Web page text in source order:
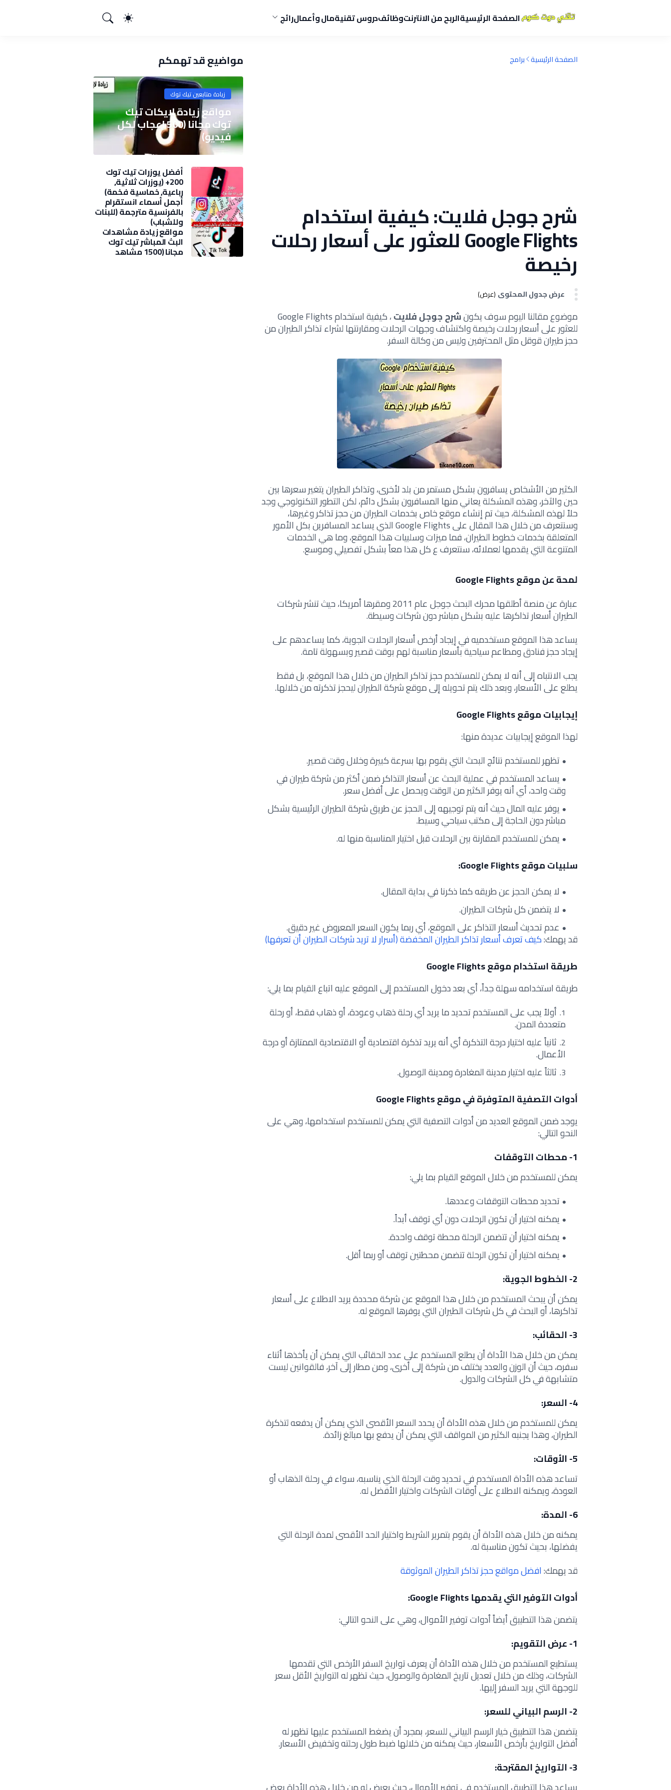
الصفحة الرئيسيةالربح من الانترنتوظائفدروس تقنيةمال وأعمالرائج
الصفحة الرئيسية برامج
شرح جوجل فلايت: كيفية استخدام
Google Flights للعثور على أسعار رحلات
رخيصة
عرض جدول المحتوى (عرض)
موضوع مقالنا اليوم سوف يكونشرح جوجل فلايت ، كيفية استخدام Google Flights
للعثور على أسعار رحلات رخيصة واكتشاف وجهات الرحلات ومقارنتها لشراء تذاكر الطيران من
حجز طيران قوقل مثل المحترفين وليس من وكالة السفر.
الكثير من الأشخاص يسافرون بشكل مستمر من بلد لأخرى، وتذاكر الطيران يتغير سعرها بين
حين والآخر، وهذه المشكلة يعاني منها المسافرون بشكل دائم، لكن التطور التكنولوجي وجد
حلاً لهذه المشكلة، حيث تم إنشاء موقع خاص بخدمات الطيران من حجز تذاكر وغيرها،
وسنتعرف من خلال هذا المقال على Google Flights الذي يساعد المسافرين بكل الأمور
المتعلقة بخدمات خطوط الطيران، فما ميزات وسلبيات هذا الموقع، وما هي الخدمات
المتنوعة التي يقدمها لعملائه، سنتعرف ع كل هذا معاً بشكل تفصيلي وموسع.
لمحة عن موقع Google Flights
عبارة عن منصة أطلقها محرك البحث جوجل عام 2011 ومقرها أمريكا، حيث تنشر شركات
الطيران أسعار تذاكرها عليه بشكل مباشر دون شركات وسيطة.
يساعد هذا الموقع مستخدميه في إيجاد أرخص أسعار الرحلات الجوية، كما يساعدهم على
إيجاد حجز فنادق ومطاعم سياحية بأسعار مناسبة لهم بوقت قصير وبسهولة تامة.
يجب الانتباه إلى أنه لا يمكن للمستخدم حجز تذاكر الطيران من خلال هذا الموقع، بل فقط
يطلع على الأسعار، وبعد ذلك يتم تحويله إلى موقع شركة الطيران ليحجز تذكرته من خلالها.
إيجابيات موقع Google Flights
لهذا الموقع إيجابيات عديدة منها:
تظهر للمستخدم نتائج البحث التي يقوم بها بسرعة كبيرة وخلال وقت قصير.
يساعد المستخدم في عملية البحث عن أسعار التذاكر ضمن أكثر من شركة طيران في
وقت واحد، أي أنه يوفر الكثير من الوقت ويحصل على أفضل سعر.
يوفر عليه المال حيث أنه يتم توجيهه إلى الحجز عن طريق شركة الطيران الرئيسية بشكل
مباشر دون الحاجة إلى مكتب سياحي وسيط.
يمكن للمستخدم المقارنة بين الرحلات قبل اختيار المناسبة منها له.
سلبيات موقع Google Flights:
لا يمكن الحجز عن طريقه كما ذكرنا في بداية المقال.
لا يتضمن كل شركات الطيران.
عدم تحديث أسعار التذاكر على الموقع، أي ربما يكون السعر المعروض غير دقيق.
قد يهمك:كيف تعرف أسعار تذاكر الطيران المخفضة (أسرار لا تريد شركات الطيران أن تعرفها)
طريقة استخدام موقع Google Flights
طريقة استخدامه سهلة جداً، أي بعد دخول المستخدم إلى الموقع عليه اتباع القيام بما يلي:
أولاً يجب على المستخدم تحديد ما يريد أي رحلة ذهاب وعودة، أو ذهاب فقط، أو رحلة
متعددة المدن.
ثانياً عليه اختيار درجة التذكرة أي أنه يريد تذكرة اقتصادية أو الاقتصادية الممتازة أو درجة
الأعمال.
ثالثاً عليه اختيار مدينة المغادرة ومدينة الوصول.
أدوات التصفية المتوفرة في موقع Google Flights
يوجد ضمن الموقع العديد من أدوات التصفية التي يمكن للمستخدم استخدامها، وهي على
النحو التالي:
1- محطات التوقفات
يمكن للمستخدم من خلال الموقع القيام بما يلي:
تحديد محطات التوقفات وعددها.
يمكنه اختيار أن تكون الرحلات دون أي توقف أبداً.
يمكنه اختيار أن تتضمن الرحلة محطة توقف واحدة.
يمكنه اختيار أن تكون الرحلة تتضمن محطتين توقف أو ربما أقل.
2- الخطوط الجوية:
يمكن أن يبحث المستخدم من خلال هذا الموقع عن شركة محددة يريد الاطلاع على أسعار
تذاكرها، أو البحث في كل شركات الطيران التي يوفرها الموقع له.
3- الحقائب:
يمكن من خلال هذا الأداة أن يطلع المستخدم على عدد الحقائب التي يمكن أن يأخذها أثناء
سفره، حيث أن الوزن والعدد يختلف من شركة إلى أخرى، ومن مطار إلى آخر، فالقوانين ليست
متشابهة في كل الشركات والدول.
4- السعر:
يمكن للمستخدم من خلال هذه الأداة أن يحدد السعر الأقصى الذي يمكن أن يدفعه لتذكرة
الطيران، وهذا يجنبه الكثير من المواقف التي يمكن أن يدفع بها مبالغ زائدة.
5- الأوقات:
تساعد هذه الأداة المستخدم في تحديد وقت الرحلة الذي يناسبه، سواء في رحلة الذهاب أو
العودة، ويمكنه الاطلاع على أوقات الشركات واختيار الأفضل له.
6- المدة:
يمكنه من خلال هذه الأداة أن يقوم بتمرير الشريط واختيار الحد الأقصى لمدة الرحلة التي
يفضلها، بحيث تكون مناسبة له.
قد يهمك:افضل مواقع حجز تذاكر الطيران الموثوقة
أدوات التوفير التي يقدمها Google Flights:
يتضمن هذا التطبيق أيضاً أدوات توفير الأموال، وهي على النحو التالي:
1- عرض التقويم:
يستطيع المستخدم من خلال هذه الأداة أن يعرف تواريخ السفر الأرخص التي تقدمها
الشركات، وذلك من خلال تعديل تاريخ المغادرة والوصول، حيث تظهر له التواريخ الأقل سعر
للوجهة التي يريد السفر إليها.
2- الرسم البياني للسعر:
يتضمن هذا التطبيق خيار الرسم البياني للسعر، بمجرد أن يضغط المستخدم عليها تظهر له
أفضل التواريخ بأرخص الأسعار، حيث يمكنه من خلالها ضبط طول رحلته وتخفيض الأسعار.
3- التواريخ المقترحة:
مواضيع قد تهمكم
زيادة متابعين تيك توك
مواقع زيادة لايكات تيك
توك مجانا (500 اعجاب لكل
فيديو)
أفضل يوزرات تيك توك
200+ (يوزرات ثلاثية,
رباعية, خماسية فخمة)
2025
أجمل أسماء انستقرام
بالفرنسية مترجمة (للبنات
وللشباب)
مواقع زيادة مشاهدات
البث المباشر تيك توك
مجانا (1500 مشاهد